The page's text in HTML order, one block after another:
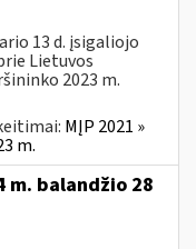
13 d. įsigaliojo
Lietuvos
2023 m.
MĮP 2021 »
m.
m. balandžio 28